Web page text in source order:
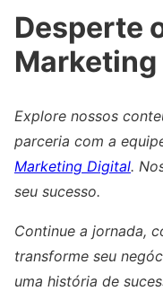
Desperte
Marketing
Explore nossos
parceria com a
Marketing Digital.
seu sucesso.
Continue a jornada,
transforme seu
uma história de